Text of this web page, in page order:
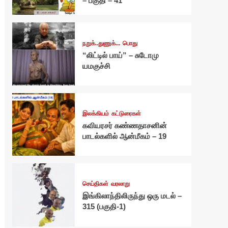
நறுக்..துணுக்... பொது
“லிட்டில் பாய்” – சுடோமு
யமகுச்சி
இலக்கியம் கட்டுரைகள்
கவியரசர் கண்ணதாசனின்
பாடல்களில் ஆன்மீகம் – 19
செய்திகள் வரலாறு
இங்கிலாந்திலிருந்து ஒரு மடல் –
315 (பகுதி-1)